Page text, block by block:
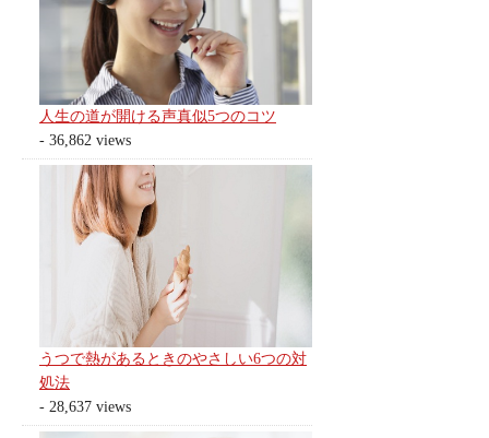
人生の道が開ける声真似5つのコツ
- 36,862 views
うつで熱があるときのやさしい6つの対
処法
- 28,637 views